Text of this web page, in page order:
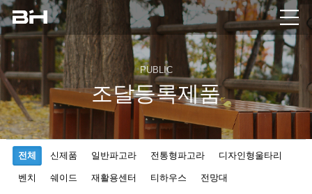
PUBLIC
조달등록제품
전체 신제품 일반파고라 전통형파고라 디자인형울타리
벤치 쉐이드 재활용센터 티하우스 전망대